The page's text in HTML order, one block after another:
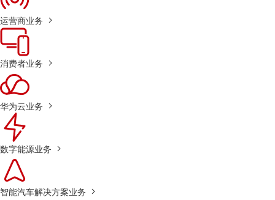
运营商业务
消费者业务
华为云业务
数字能源业务
智能汽车解决方案业务